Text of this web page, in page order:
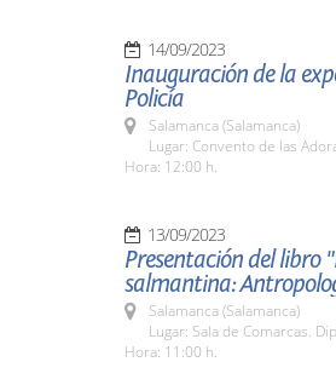
14/09/2023
Inauguración de la
Policía
Salamanca (Salamanca)
Lugar: Convento de las
Hora: 12:00 h.
13/09/2023
Presentación del libro
salmantina:
Salamanca (Salamanca)
Lugar: Sala de Comarcas.
Hora: 11:00 h.